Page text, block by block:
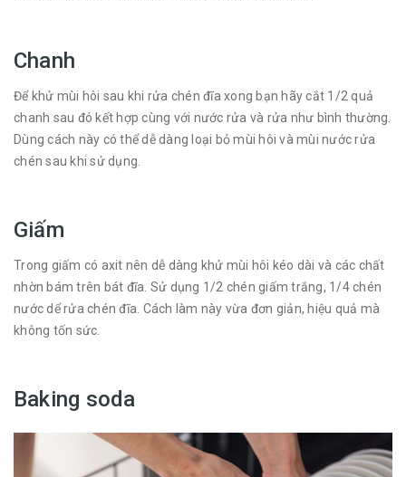
Chanh
Để khử mùi hôi sau khi rửa chén đĩa xong bạn hãy cắt 1/2 quả
chanh sau đó kết hợp cùng với nước rửa và rửa như bình thường.
Dùng cách này có thể dễ dàng loại bỏ mùi hôi và mùi nước rửa
chén sau khi sử dụng.
Giấm
Trong giấm có axit nên dễ dàng khử mùi hôi kéo dài và các chất
nhờn bám trên bát đĩa. Sử dụng 1/2 chén giấm trắng, 1/4 chén
nước dể rửa chén đĩa. Cách làm này vừa đơn giản, hiệu quả mà
không tốn sức.
Baking soda